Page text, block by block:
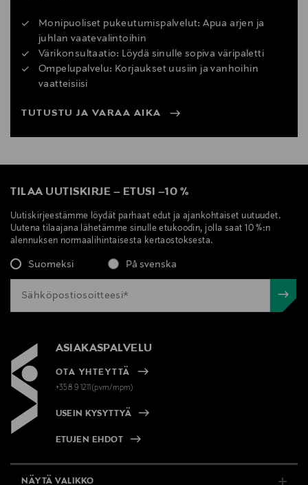
Monipuoliset pukeutumispalvelut: Apua arjen ja
juhlan vaatevalintoihin
Värikonsultaatio: Löydä sinulle sopiva väripaletti
Ompelupalvelu: Korjaukset uusiin ja vanhoihin
vaatteisiisi
TUTUSTU JA VARAA AIKA
TILAA UUTISKIRJE – ETUSI –10 %
Uutiskirjeestämme löydät parhaat edut ja ajankohtaiset uutuudet.
Uutena tilaajana lähetämme sinulle etukoodin, jolla saat 10 %:n
alennuksen normaalihintaisesta kertaostoksesta.
Suomeksi På svenska
ASIAKASPALVELU
OTA YHTEYTTÄ
+358 9 1211(pvm/mpm)
USEIN KYSYTTYÄ
ETUJEN EHDOT
NÄYTÄ VALIKKO